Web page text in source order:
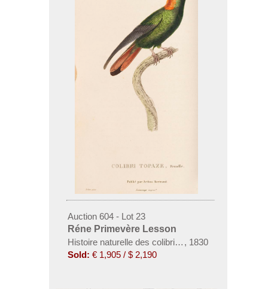
Auction 604 - Lot 23
Réne Primevère Lesson
Histoire naturelle des colibris, suivie d'un
, 1830
Sold: € 1,905 / $ 2,190